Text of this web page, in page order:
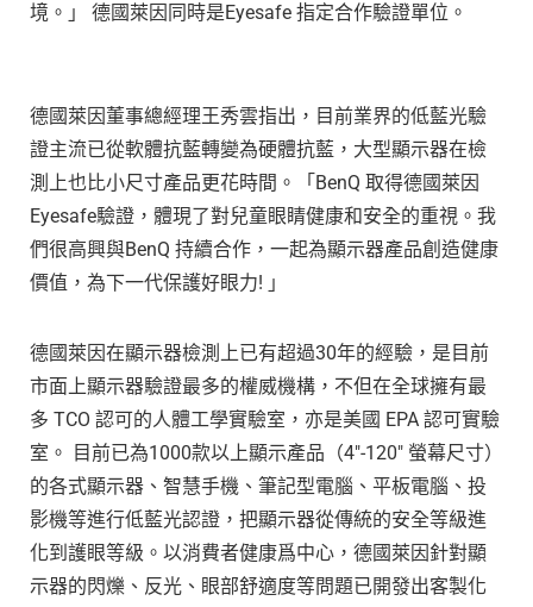
境。」 德國萊因同時是Eyesafe 指定合作驗證單位。
德國萊因董事總經理王秀雲指出，目前業界的低藍光驗
證主流已從軟體抗藍轉變為硬體抗藍，大型顯示器在檢
測上也比小尺寸產品更花時間。「BenQ 取得德國萊因
Eyesafe驗證，體現了對兒童眼睛健康和安全的重視。我
們很高興與BenQ 持續合作，一起為顯示器產品創造健康
價值，為下一代保護好眼力! 」
德國萊因在顯示器檢測上已有超過30年的經驗，是目前
市面上顯示器驗證最多的權威機構，不但在全球擁有最
多 TCO 認可的人體工學實驗室，亦是美國 EPA 認可實驗
室。 目前已為1000款以上顯示產品（4″-120″ 螢幕尺寸）
的各式顯示器、智慧手機、筆記型電腦、平板電腦、投
影機等進行低藍光認證，把顯示器從傳統的安全等級進
化到護眼等級。以消費者健康爲中心，德國萊因針對顯
示器的閃爍、反光、眼部舒適度等問題已開發出客製化